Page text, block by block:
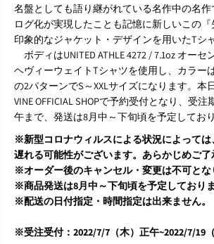
名盤としても語り継がれている名作中の名
ログ化が実現したことも記憶に新しいこの
印象的なジャケット・デザインを用いたTシ
ボディはUNITED ATHLE 4272 / 7.1oz オー
ヘヴィーウェイトTシャツを使用し、カラー
の2パターンでS～XXLサイズになります。本
VINE OFFICIAL SHOPで予約受付となり、受
午まで、発送は8月中～下旬頃を予定しており
※新型コロナウィルスによる状況によって
遅れる可能性がございます。あらかじめご了
※オーダー後のキャンセル・変更は不可とな
※商品発送は8月中～下旬頃を予定しておりま
※配送の日付指定・時間指定は出来ません。
※受注受付：2022/7/7（木）正午~2022/7/19